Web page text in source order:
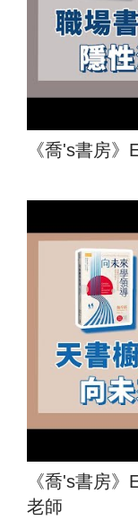
《喬's書房
《喬's書房
老師